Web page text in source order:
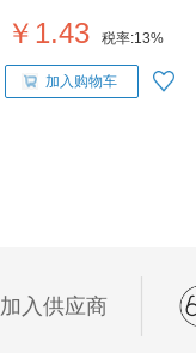
￥1.43 税率:13%
加入购物车
加入供应商